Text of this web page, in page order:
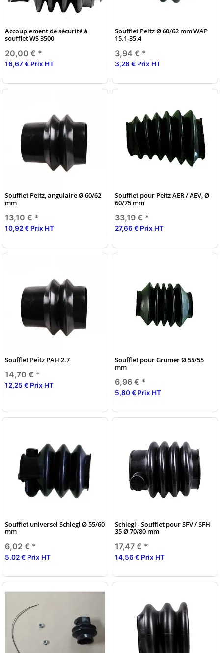
Accouplement de sécurité à
soufflet WS 3500
20,00 € *
16,67 € Prix HT
Soufflet Peitz Ø 60/62 mm WAP
15.1-35.4
3,94 € *
3,28 € Prix HT
Soufflet Peitz, angulaire Ø 60/62
mm
13,10 € *
10,92 € Prix HT
Soufflet pour Peitz AER / AEV, Ø
60/75 mm
33,19 € *
27,66 € Prix HT
Soufflet Peitz PAH 2.7
14,70 € *
12,25 € Prix HT
Soufflet pour Grümer Ø 55/55
mm
6,96 € *
5,80 € Prix HT
Soufflet universel Schlegl Ø 55/60
mm
6,02 € *
5,02 € Prix HT
Schlegl - Soufflet pour SFV / SFH
35 Ø 70/80 mm
17,47 € *
14,56 € Prix HT